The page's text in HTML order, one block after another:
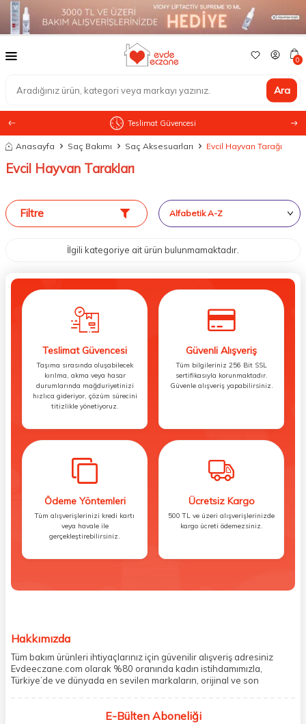
Ara
0
Teslimat Güvencesi
Anasayfa Saç Bakımı Saç Aksesuarları Evcil Hayvan Tarağı
Evcil Hayvan Tarakları
Filtre
İlgili kategoriye ait ürün bulunmamaktadır.
Teslimat Güvencesi
Taşıma sırasında oluşabilecek
kırılma, akma veya hasar
durumlarında mağduriyetinizi
hızlıca gideriyor, çözüm sürecini
titizlikle yönetiyoruz.
Güvenli Alışveriş
Tüm bilgileriniz 256 Bit SSL
sertifikasıyla korunmaktadır.
Güvenle alışveriş yapabilirsiniz.
Ödeme Yöntemleri
Tüm alışverişlerinizi kredi kartı
veya havale ile
gerçekleştirebilirsiniz.
Ücretsiz Kargo
500 TL ve üzeri alışverişlerinizde
kargo ücreti ödemezsiniz.
Hakkımızda
Tüm bakım ürünleri ihtiyaçlarınız için güvenilir alışveriş adresiniz
Evdeeczane.com olarak %80 oranında kadın istihdamımızla,
Türkiye’de ve dünyada en sevilen markaların, orijinal ve son
paketliyoruz. Herhangi bir durumdan dolayı olumsuz olarak geri
E-Bülten Aboneliği